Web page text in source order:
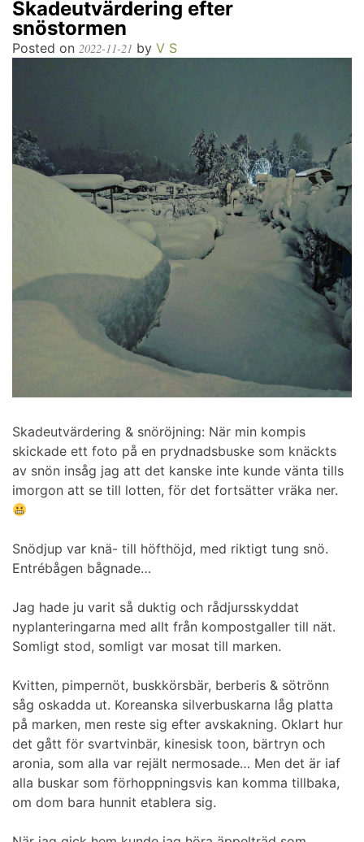
Skadeutvärdering efter
snöstormen
Posted on 2022-11-21 by V S
Skadeutvärdering & snöröjning: När min kompis
skickade ett foto på en prydnadsbuske som knäckts
av snön insåg jag att det kanske inte kunde vänta tills
imorgon att se till lotten, för det fortsätter vräka ner.
Snödjup var knä- till höfthöjd, med riktigt tung snö.
Entrébågen bågnade…
Jag hade ju varit så duktig och rådjursskyddat
nyplanteringarna med allt från kompostgaller till nät.
Somligt stod, somligt var mosat till marken.
Kvitten, pimpernöt, buskkörsbär, berberis & sötrönn
såg oskadda ut. Koreanska silverbuskarna låg platta
på marken, men reste sig efter avskakning. Oklart hur
det gått för svartvinbär, kinesisk toon, bärtryn och
aronia, som alla var rejält nermosade… Men det är iaf
alla buskar som förhoppningsvis kan komma tillbaka,
om dom bara hunnit etablera sig.